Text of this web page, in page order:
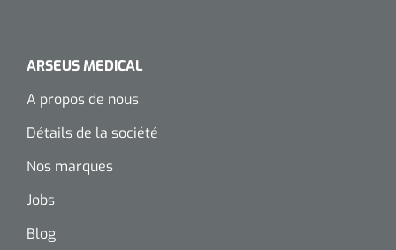
Pansements avec interface transparente
siliconée
Alginates
Divers
ARSEUS MEDICAL
A propos de nous
Détails de la société
Nos marques
Jobs
Blog